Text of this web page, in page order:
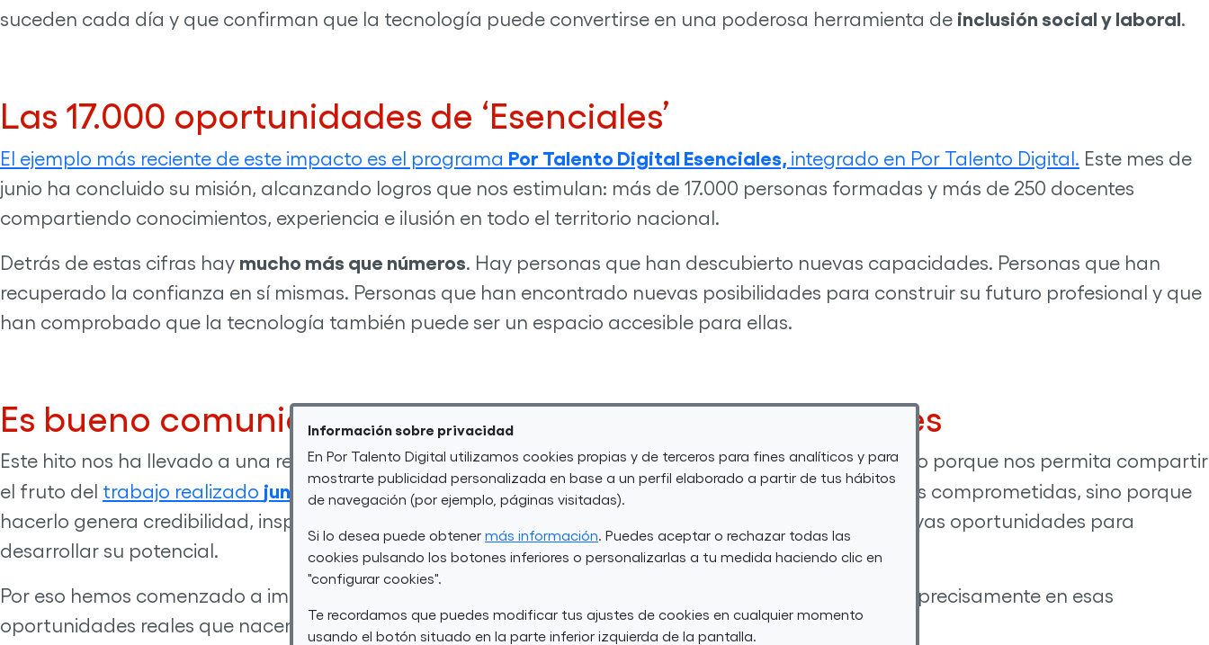
Información sobre privacidad
En Por Talento Digital utilizamos cookies propias y de terceros para fines analíticos y para
mostrarte publicidad personalizada en base a un perfil elaborado a partir de tus hábitos
de navegación (por ejemplo, páginas visitadas).
Si lo desea puede obtener más información. Puedes aceptar o rechazar todas las
cookies pulsando los botones inferiores o personalizarlas a tu medida haciendo clic en
"configurar cookies".
Te recordamos que puedes modificar tus ajustes de cookies en cualquier momento
usando el botón situado en la parte inferior izquierda de la pantalla.
suceden cada día y que confirman que la tecnología puede convertirse en una poderosa herramienta de inclusión social y laboral.
Las 17.000 oportunidades de ‘Esenciales’
El ejemplo más reciente de este impacto es el programa Por Talento Digital Esenciales, integrado en Por Talento Digital. Este mes de
junio ha concluido su misión, alcanzando logros que nos estimulan: más de 17.000 personas formadas y más de 250 docentes
compartiendo conocimientos, experiencia e ilusión en todo el territorio nacional.
Detrás de estas cifras hay mucho más que números. Hay personas que han descubierto nuevas capacidades. Personas que han
recuperado la confianza en sí mismas. Personas que han encontrado nuevas posibilidades para construir su futuro profesional y que
han comprobado que la tecnología también puede ser un espacio accesible para ellas.
Es bueno comunicar que estas oportunidades son reales
Este hito nos ha llevado a una reflexión importante: es necesario contar lo que está ocurriendo. No solo porque nos permita compartir
el fruto del trabajo realizado junto a entidades colaboradoras, docentes, empresasy organizaciones comprometidas, sino porque
hacerlo genera credibilidad, inspira y ayuda a que otras personas con discapacidad identifiquen nuevas oportunidades para
desarrollar su potencial.
Por eso hemos comenzado a impulsar una nueva línea de
centrada precisamente en esas
oportunidades reales que nacen cada día en torno a Por Talento Digital.